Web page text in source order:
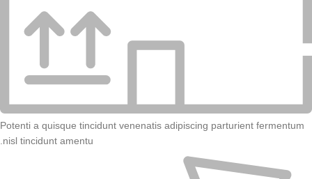
Potenti a quisque tincidunt venenatis adipiscing parturient fermentum
nisl tincidunt amentu
.